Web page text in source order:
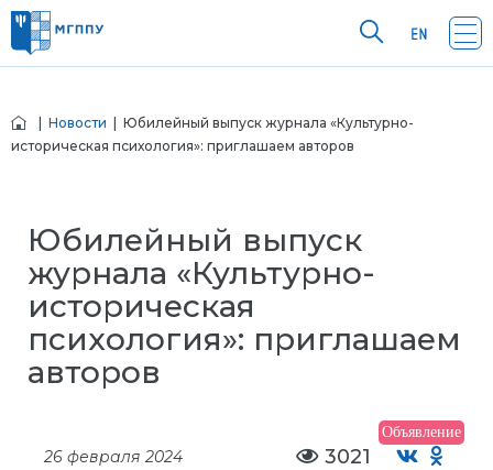
Новости | Юбилейный выпуск журнала «Культурно-
историческая психология»: приглашаем авторов
Юбилейный выпуск
журнала «Культурно-
историческая
психология»: приглашаем
авторов
Объявление
26 февраля 2024 3021